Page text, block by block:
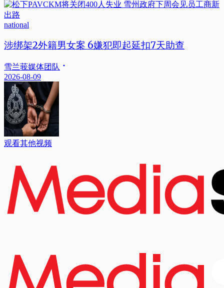
national
涉绑架2外籍男女案 6嫌犯即起延扣7天助查
雪兰莪媒体团队
2026-08-09
观看其他视频